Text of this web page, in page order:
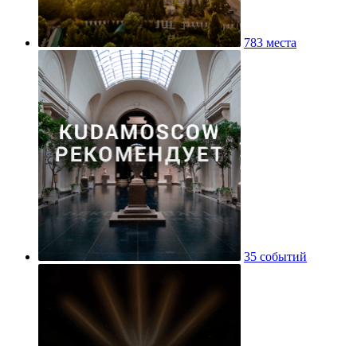
783 места
35 событий